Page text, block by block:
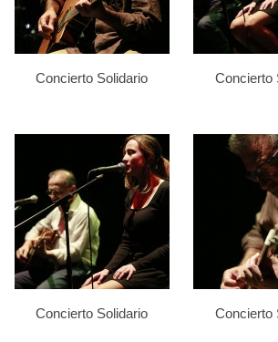
Concierto Solidario Concierto
Concierto Solidario Concierto